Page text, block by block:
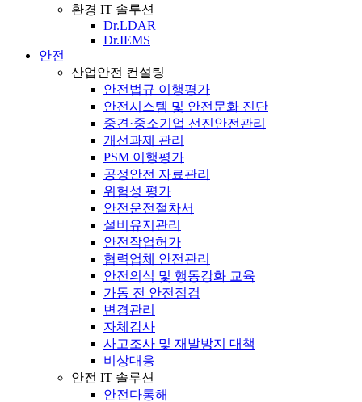
환경 IT 솔루션
Dr.LDAR
Dr.IEMS
안전
산업안전 컨설팅
안전법규 이행평가
안전시스템 및 안전문화 진단
중견·중소기업 선진안전관리
개선과제 관리
PSM 이행평가
공정안전 자료관리
위험성 평가
안전운전절차서
설비유지관리
안전작업허가
협력업체 안전관리
안전의식 및 행동강화 교육
가동 전 안전점검
변경관리
자체감사
사고조사 및 재발방지 대책
비상대응
안전 IT 솔루션
안전다통해